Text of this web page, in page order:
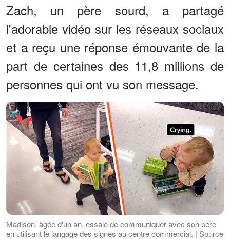
Zach, un père sourd, a partagé
l'adorable vidéo sur les réseaux sociaux
et a reçu une réponse émouvante de la
part de certaines des 11,8 millions de
personnes qui ont vu son message.
Madison, âgée d'un an, essaie de communiquer avec son père
en utilisant le langage des signes au centre commercial. | Source